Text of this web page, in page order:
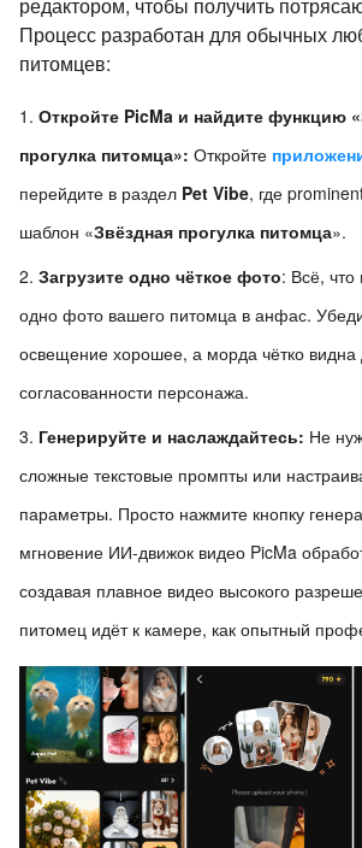
Процесс разработан для обычных
питомцев:
Откройте PicMa и найдите функцию
прогулка питомца»: Откройте
перейдите в раздел Pet Vibe, где
шаблон «Звёздная прогулка питомца».
Загрузите одно чёткое фото: Всё,
одно фото вашего питомца в анфас.
освещение хорошее, а морда чётко
согласованности персонажа.
Генерируйте и наслаждайтесь: Не
сложные текстовые промпты или
параметры. Просто нажмите кнопку
мгновение ИИ-движок видео PicMa
создавая плавное видео высокого
питомец идёт к камере, как опытный